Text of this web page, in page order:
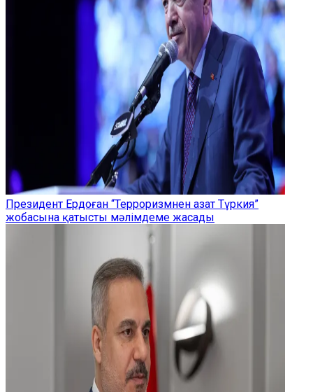
Президент Ердоған “Терроризмнен азат Түркия”
жобасына қатысты мәлімдеме жасады